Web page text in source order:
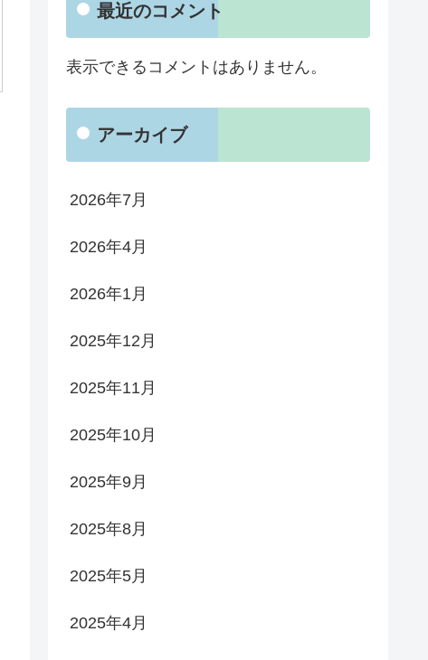
最近のコメント
表示できるコメントはありません。
アーカイブ
2026年7月
2026年4月
2026年1月
2025年12月
2025年11月
2025年10月
2025年9月
2025年8月
2025年5月
2025年4月